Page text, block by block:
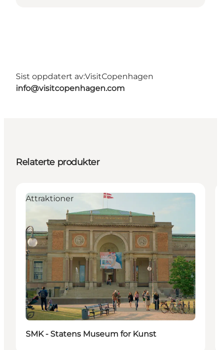
Sist oppdatert av:VisitCopenhagen
info@visitcopenhagen.com
Relaterte produkter
Bærekraftig
Attraktioner
SMK - Statens Museum for Kunst